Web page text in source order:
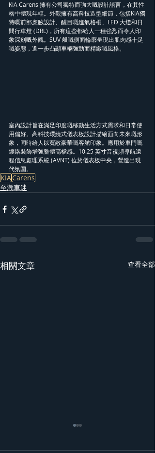
KIA Carens 擁有公司獨特而強大嘅設計語言，在其性
格中體現年輕。外觀擁有高科技造型細節，包括KIA獨
特嘅前部虎臉設計、醒目嘅進氣格柵、LED 大燈和日
間行車燈 (DRL)，所有這些都給人一種強烈而令人印
象深刻嘅外觀。SUV 般嘅側面輪廓呈現出肌肉感十足
嘅姿態，進一步凸顯車輛強勁而精緻嘅風格。
室內設計旨在滿足印度嘅移動生活方式需求和日常使
用偏好。高科技環繞式儀表板設計描繪面向未來嘅形
象，同時給人以寬敞豪華嘅客艙印象。應用於車門嘅
鍍鉻裝飾增強整體高檔感。10.25 英寸音視頻導航遠
程信息處理系統 (AVNT) 位於儀表板中央，營造出現
代氛圍。
KIACarens
至潮車迷
相關文章 查看全部